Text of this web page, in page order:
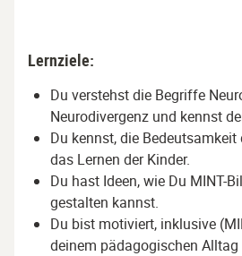
Lernziele:
Du verstehst die Begriffe
Neurodivergenz und kennst
Du kennst, die
das Lernen der Kinder.
Du hast Ideen, wie Du MINT-
gestalten kannst.
Du bist motiviert, inklusive
deinem pädagogischen